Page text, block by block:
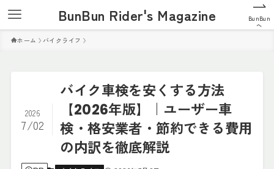
BunBun Rider's Magazine BunBun
へ
ホーム バイクライフ
バイク車検を安くする方法
【2026年版】｜ユーザー車
検・格安業者・節約できる費用
の内訳を徹底解説
2026
7/02